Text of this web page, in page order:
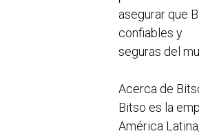
asegurar que
confiables y
seguras del
Acerca de
Bitso es la
América